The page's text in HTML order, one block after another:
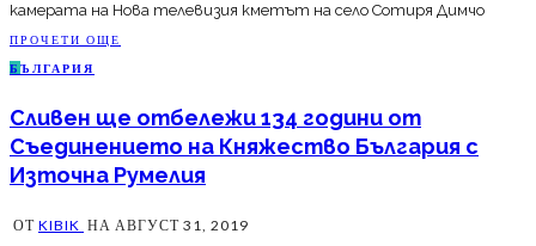
камерата на Нова телевизия кметът на село Сотиря Димчо
ПРОЧЕТИ ОЩЕ
Б ЪЛГАРИЯ
Сливен ще отбележи 134 години от
Съединението на Княжество България с
Източна Румелия
ОТ KIBIK НА АВГУСТ 31, 2019